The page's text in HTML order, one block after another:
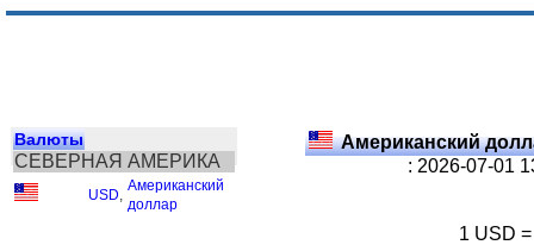
Валюты
СЕВЕРНАЯ АМЕРИКА
USD
Американский
доллар
Американский
: 2026-07-01
1 USD =